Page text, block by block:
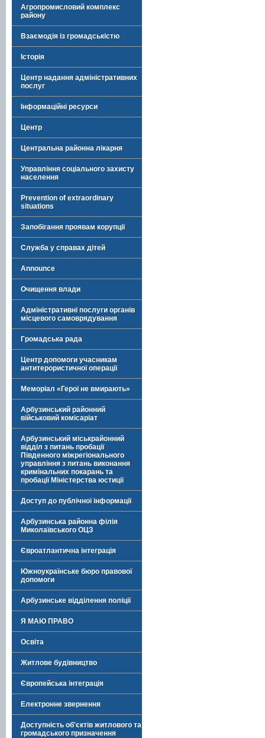
Агропромисловий комплекс
району
Взаємодія із громадськістю
Історія
Центр надання адміністративних
послуг
Інформаційні ресурси
Центр
Центральна районна лікарня
Управління соціального захисту
населення
Prevention of extraordinary
situations
Запобігання проявам корупції
Служба у справах дітей
Announce
Очищення влади
Адміністративні послуги органів
місцевого самоврядування
Громадська рада
Центр допомоги учасникам
антитерористичної операції
Меморіал «Герої не вмирають»
Арбузинський районний
військовий комісаріат
Арбузинський міськрайонний
відділ з питань пробації
Південного міжрегіонального
управління з питань виконання
кримінальних покарань та
пробації Міністерства юстиції
Доступ до публічної інформації
Арбузинська районна філія
Миколаївського ОЦЗ
Євроатлантична інтеграція
Южноукраїнське бюро правової
допомоги
Арбузинське відділення поліції
Я МАЮ ПРАВО
Освіта
Житлове будівництво
Європейська інтеграція
Електронне звернення
Доступність об'єктів житлового та
громадського призначення